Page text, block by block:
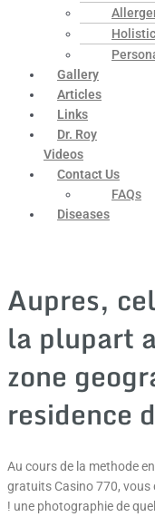
Gallery
Articles
Links
Dr. Roy
Videos
Contact Us
FAQs
Diseases
Aupres,
la plupart
zone
residence
Au cours de la methode
gratuits Casino 770, vous
! une photographie de